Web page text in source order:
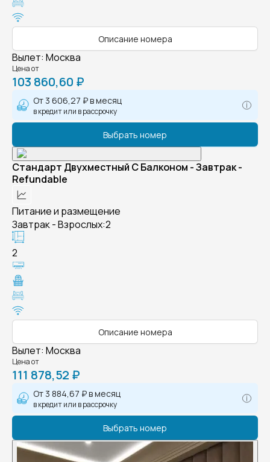
Описание номера
Вылет: Москва
Цена от
103 860,60 ₽
От 3 606,27 ₽в месяц
в кредит или в рассрочку
Выбрать номер
Стандарт Двухместный С Балконом - Завтрак -
Refundable
Питание и размещение
Завтрак - Взрослых:2
2
Описание номера
Вылет: Москва
Цена от
111 878,52 ₽
От 3 884,67 ₽в месяц
в кредит или в рассрочку
Выбрать номер